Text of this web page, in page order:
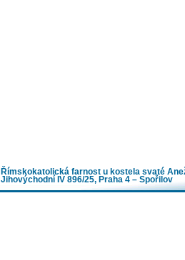
Římskokatolická farnost u kostela svaté
Jihovýchodní IV 896/25, Praha 4 – Spořilov